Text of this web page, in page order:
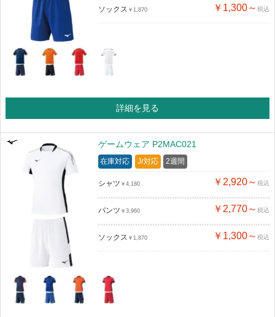
ソックス ￥1,870 ￥1,300～ 税込
詳細を見る
ゲームウェア P2MAC021
在庫対応 Jr対応 2週間
シャツ ￥4,180 ￥2,920～ 税込
パンツ ￥3,960 ￥2,770～ 税込
ソックス ￥1,870 ￥1,300～ 税込